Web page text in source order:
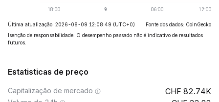
Última atualização: 2026-08-09 12:08:49 (UTC+0)
Fonte dos dados: CoinGecko
Isenção de responsabilidade: O desempenho passado não é indicativo de resultados
futuros.
Estatisticas de preço
Capitalização de mercado 82.74K